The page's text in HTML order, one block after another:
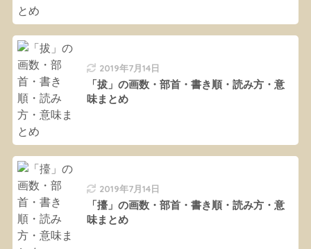
2019年7月14日
「拔」の画数・部首・書き順・読み方・意
味まとめ
2019年7月14日
「擡」の画数・部首・書き順・読み方・意
味まとめ